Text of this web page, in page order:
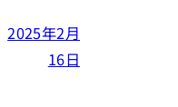
2025年2月
16日